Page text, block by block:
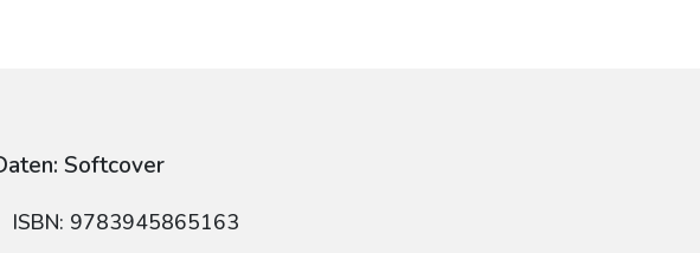
Softcover
ISBN: 9783945865163